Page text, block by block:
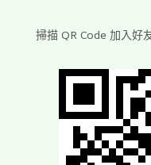
掃描 QR Code 加入好